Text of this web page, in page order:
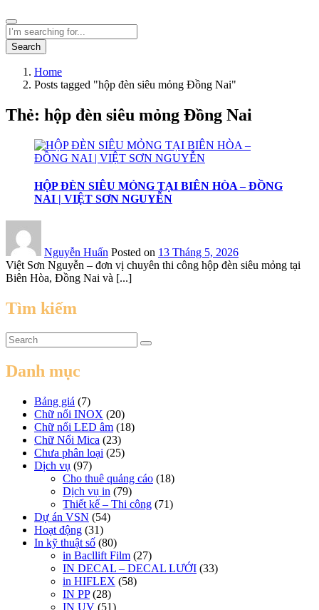
Search
Home
Posts tagged "hộp đèn siêu mỏng Đồng Nai"
Thẻ: hộp đèn siêu mỏng Đồng Nai
HỘP ĐÈN SIÊU MỎNG TẠI BIÊN HÒA – ĐỒNG
NAI | VIỆT SƠN NGUYỄN
Nguyễn Huấn Posted on 13 Tháng 5, 2026
Việt Sơn Nguyễn – đơn vị chuyên thi công hộp đèn siêu mỏng tại
Biên Hòa, Đồng Nai và [...]
Tìm kiếm
Danh mục
Bảng giá (7)
Chữ nổi INOX (20)
Chữ nổi LED âm (18)
Chữ Nổi Mica (23)
Chưa phân loại (25)
Dịch vụ (97)
Cho thuê quảng cáo (18)
Dịch vụ in (79)
Thiết kế – Thi công (71)
Dự án VSN (54)
Hoạt động (31)
In kỹ thuật số (80)
in Bacllift Film (27)
IN DECAL – DECAL LƯỚI (33)
in HIFLEX (58)
IN PP(28)
IN UV (51)